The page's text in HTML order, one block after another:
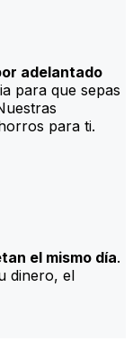
adelantado
para que sepas
para ti.
el mismo día.
dinero, el